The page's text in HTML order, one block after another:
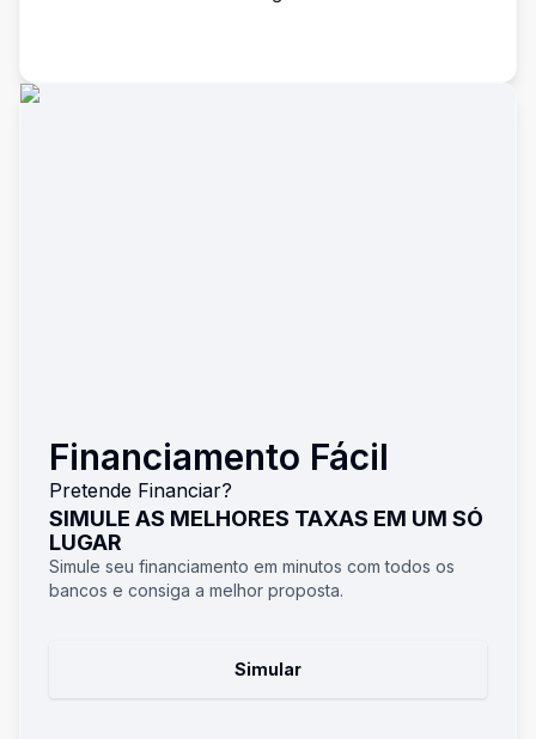
Financiamento Fácil
Pretende Financiar?
SIMULE AS MELHORES TAXAS EM UM SÓ
LUGAR
Simule seu financiamento em minutos com todos os
bancos e consiga a melhor proposta.
Simular